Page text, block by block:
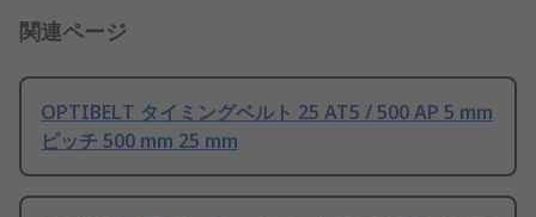
関連ページ
OPTIBELT タイミングベルト 25 AT5 / 500 AP 5 mm
ピッチ 500 mm 25 mm